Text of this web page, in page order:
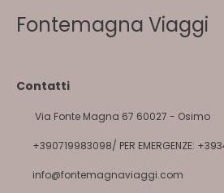
Fontemagna Viaggi
Contatti
Via Fonte Magna 67 60027 - Osimo
+390719983098/ PER EMERGENZE:
info@fontemagnaviaggi.com